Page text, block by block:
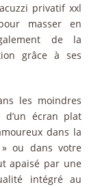
privatif xxl
masser en
de la
grâce à ses
les moindres
écran plat
dans la
ou dans votre
apaisé par une
intégré au